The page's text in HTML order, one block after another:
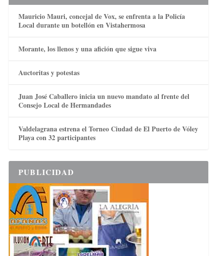
Mauricio Mauri, concejal de Vox, se enfrenta a la Policía
Local durante un botellón en Vistahermosa
Morante, los llenos y una afición que sigue viva
Auctoritas y potestas
Juan José Caballero inicia un nuevo mandato al frente del
Consejo Local de Hermandades
Valdelagrana estrena el Torneo Ciudad de El Puerto de Vóley
Playa con 32 participantes
PUBLICIDAD